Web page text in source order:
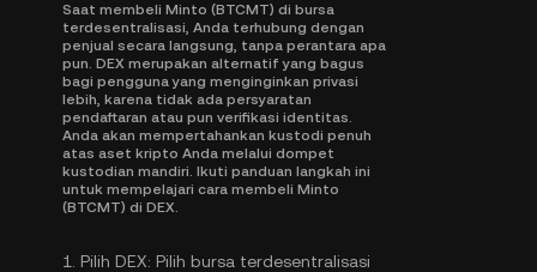
Saat membeli Minto (BTCMT) di bursa
terdesentralisasi, Anda terhubung dengan
penjual secara langsung, tanpa perantara apa
pun. DEX merupakan alternatif yang bagus
bagi pengguna yang menginginkan privasi
lebih, karena tidak ada persyaratan
pendaftaran atau pun verifikasi identitas.
Anda akan mempertahankan kustodi penuh
atas aset kripto Anda melalui dompet
kustodian mandiri. Ikuti panduan langkah ini
untuk mempelajari cara membeli Minto
(BTCMT) di DEX.
1. Pilih DEX: Pilih bursa terdesentralisasi